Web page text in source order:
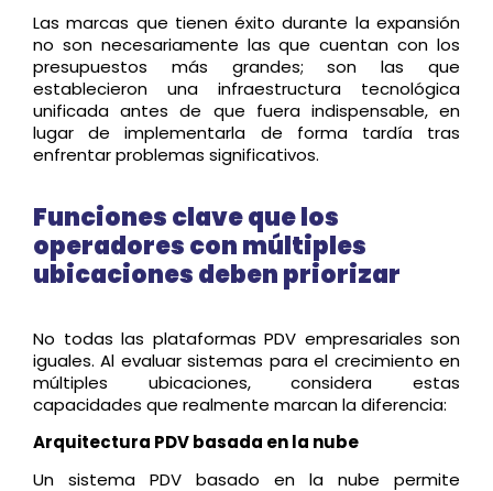
Las marcas que tienen éxito durante la expansión
no son necesariamente las que cuentan con los
presupuestos más grandes; son las que
establecieron una infraestructura tecnológica
unificada antes de que fuera indispensable, en
lugar de implementarla de forma tardía tras
enfrentar problemas significativos.
Funciones clave que los
operadores con múltiples
ubicaciones deben priorizar
No todas las plataformas PDV empresariales son
iguales. Al evaluar sistemas para el crecimiento en
múltiples ubicaciones, considera estas
capacidades que realmente marcan la diferencia:
Arquitectura PDV basada en la nube
Un sistema PDV basado en la nube permite